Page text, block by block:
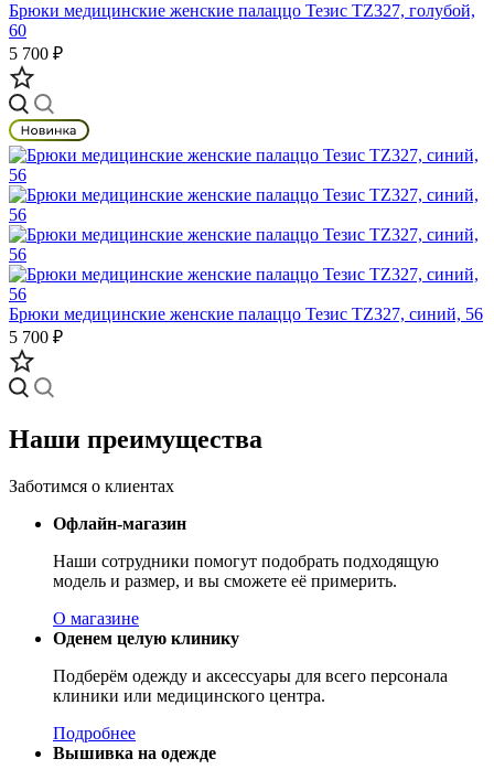
Брюки медицинские женские палаццо Тезис TZ327, голубой,
60
5 700 ₽
Брюки медицинские женские палаццо Тезис TZ327, синий, 56
5 700 ₽
Наши преимущества
Заботимся о клиентах
Офлайн-магазин
Наши сотрудники помогут подобрать подходящую
модель и размер, и вы сможете её примерить.
О магазине
Оденем целую клинику
Подберём одежду и аксессуары для всего персонала
клиники или медицинского центра.
Подробнее
Вышивка на одежде